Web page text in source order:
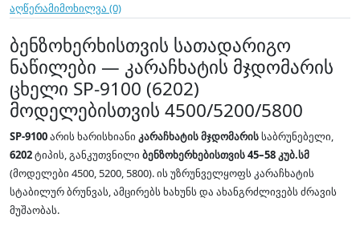
აღწერამიმოხილვა (0)
ბენზოხერხისთვის სათადარიგო
ნაწილები — კარაჩხატის მჯდომარის
ცხელი SP-9100 (6202)
მოდელებისთვის 4500/5200/5800
SP-9100არის ხარისხიანი კარაჩხატის მჯდომარისსაბრუნებელი,
6202ტიპის, განკუთვნილი ბენზოხერხებისთვის 45–58 კუბ.სმ
(მოდელები 4500, 5200, 5800). ის უზრუნველყოფს კარაჩხატის
სტაბილურ ბრუნვას, ამცირებს ხახუნს და ახანგრძლივებს ძრავის
მუშაობას.